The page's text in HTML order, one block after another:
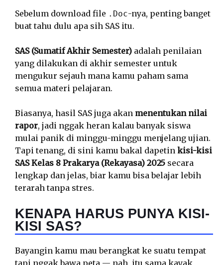
Sebelum download file .Doc-nya, penting banget
buat tahu dulu apa sih SAS itu.
SAS (Sumatif Akhir Semester) adalah penilaian
yang dilakukan di akhir semester untuk
mengukur sejauh mana kamu paham sama
semua materi pelajaran.
Biasanya, hasil SAS juga akan menentukan nilai
rapor, jadi nggak heran kalau banyak siswa
mulai panik di minggu-minggu menjelang ujian.
Tapi tenang, di sini kamu bakal dapetin kisi-kisi
SAS Kelas 8 Prakarya (Rekayasa) 2025 secara
lengkap dan jelas, biar kamu bisa belajar lebih
terarah tanpa stres.
KENAPA HARUS PUNYA KISI-
KISI SAS?
Bayangin kamu mau berangkat ke suatu tempat
tapi nggak bawa peta — nah, itu sama kayak